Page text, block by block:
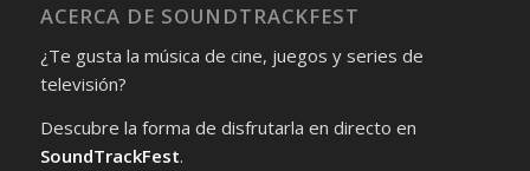
ACERCA DE SOUNDTRACKFEST
¿Te gusta la música de cine, juegos y series de
televisión?
Descubre la forma de disfrutarla en directo en
SoundTrackFest.